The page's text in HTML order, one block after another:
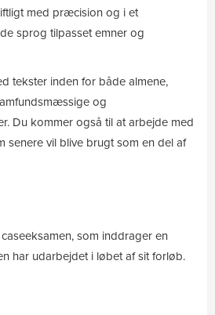
med præcision og i et
sprog tilpasset emner og
tekster inden for både almene,
og
Du kommer også til at arbejde med
senere vil blive brugt som en del af
som inddrager en
har udarbejdet i løbet af sit forløb.